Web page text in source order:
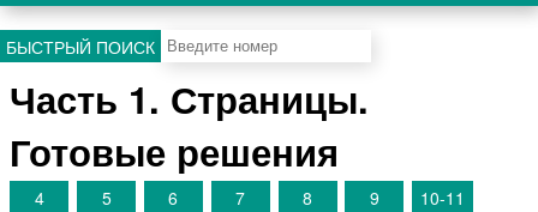
БЫСТРЫЙ ПОИСК
Часть 1. Страницы.
Готовые решения
4 5 6 7 8 9
10-11